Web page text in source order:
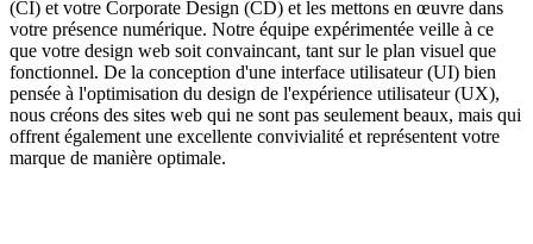
(CI) et votre Corporate Design (CD) et les mettons en œuvre dans
votre présence numérique. Notre équipe expérimentée veille à ce
que votre design web soit convaincant, tant sur le plan visuel que
fonctionnel. De la conception d'une interface utilisateur (UI) bien
pensée à l'optimisation du design de l'expérience utilisateur (UX),
nous créons des sites web qui ne sont pas seulement beaux, mais qui
offrent également une excellente convivialité et représentent votre
marque de manière optimale.